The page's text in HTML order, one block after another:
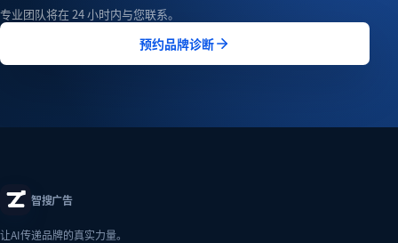
专业团队将在 24 小时内与您联系。
预约品牌诊断
智搜广告
让AI传递品牌的真实力量。